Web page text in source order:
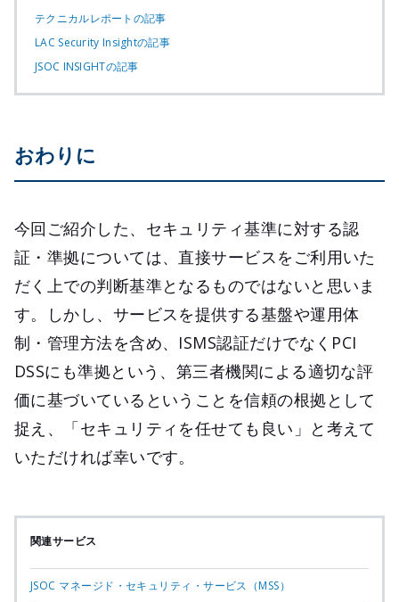
テクニカルレポートの記事
LAC Security Insightの記事
JSOC INSIGHTの記事
おわりに
今回ご紹介した、セキュリティ基準に対する認
証・準拠については、直接サービスをご利用いた
だく上での判断基準となるものではないと思いま
す。しかし、サービスを提供する基盤や運用体
制・管理方法を含め、ISMS認証だけでなくPCI
DSSにも準拠という、第三者機関による適切な評
価に基づいているということを信頼の根拠として
捉え、「セキュリティを任せても良い」と考えて
いただければ幸いです。
関連サービス
JSOC マネージド・セキュリティ・サービス（MSS）